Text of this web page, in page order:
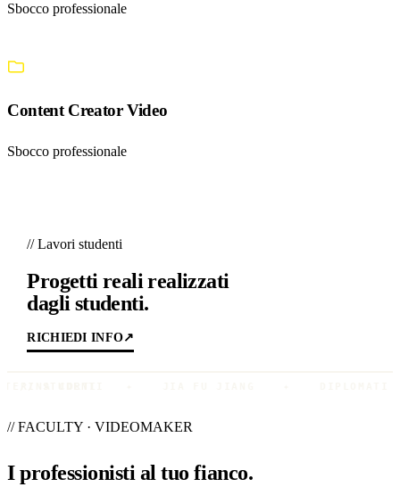
Sbocco professionale
Content Creator Video
Sbocco professionale
// Lavori studenti
Progetti reali realizzati
dagli studenti.
RICHIEDI INFO↗
Outline
PRODUZIONE
DAM
// FACULTY · VIDEOMAKER
I professionisti altuo fianco.